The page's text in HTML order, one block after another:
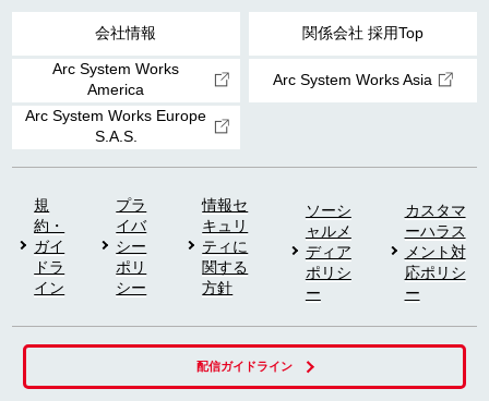
会社情報 関係会社 採用Top
Arc System Works
America
Arc System Works Asia
Arc System Works Europe
S.A.S.
規
約・
ガイ
ドラ
イン
プラ
イバ
シー
ポリ
シー
情報セ
キュリ
ティに
関する
方針
ソーシ
ャルメ
ディア
ポリシ
ー
カスタマ
ーハラス
メント対
応ポリシ
ー
配信ガイドライン